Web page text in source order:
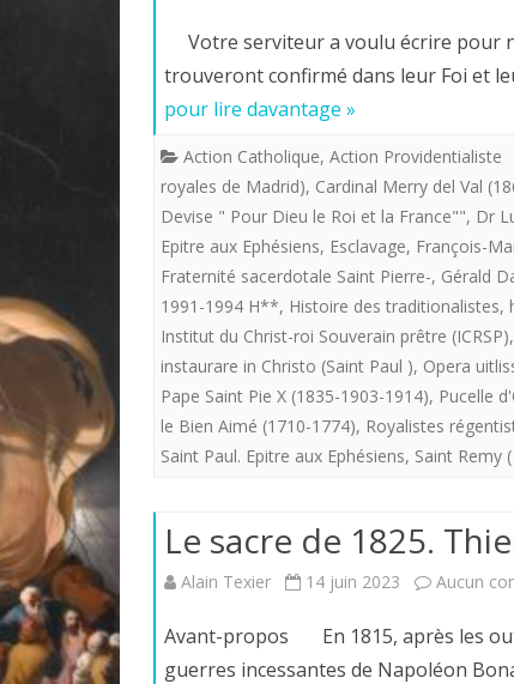
Votre serviteur a voulu écrire pour
trouveront confirmé dans leur Foi et
pour lire davantage »
Action Catholique, Action Providentialiste
royales de Madrid), Cardinal Merry del Val
Devise " Pour Dieu le Roi et la France"", Dr
Epitre aux Ephésiens, Esclavage, François-
Fraternité sacerdotale Saint Pierre-, Gérald
1991-1994 H**, Histoire des traditionalistes,
Institut du Christ-roi Souverain prêtre (ICRSP),
instaurare in Christo (Saint Paul ), Opera
Pape Saint Pie X (1835-1903-1914), Pucelle
le Bien Aimé (1710-1774), Royalistes
Saint Paul. Epitre aux Ephésiens, Saint
Le sacre de 1825.
Alain Texier 14 juin 2023 Aucun
Avant-propos En 1815, après les
guerres incessantes de Napoléon